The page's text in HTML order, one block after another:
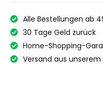
Alle Bestellungen ab
30 Tage Geld zurück
Home-Shopping-
Versand aus